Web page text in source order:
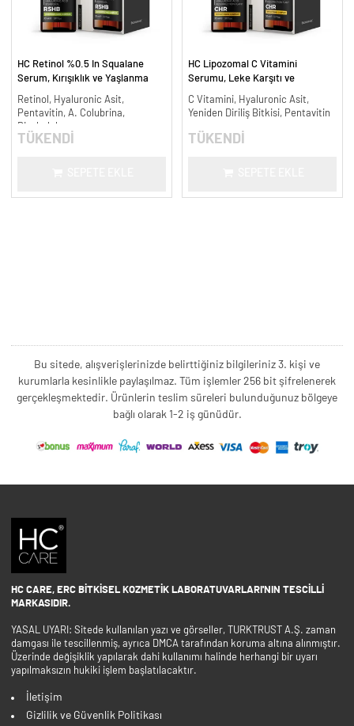
HC Retinol %0.5 In Squalane
Serum, Kırışıklık ve Yaşlanma
Retinol, Hyaluronic Asit,
Pentavitin, A. Colubrina,
Bisabolol
TÜKENDİ
HC Lipozomal C Vitamini
Serumu, Leke Karşıtı ve
C Vitamini, Hyaluronic Asit,
Yeniden Diriliş Bitkisi, Pentavitin
TÜKENDİ
Bu sitede, alışverişlerinizde belirttiğiniz bilgileriniz 3. kişi ve
kurumlarla kesinlikle paylaşılmaz. Tüm işlemler 256 bit şifrelenerek
gerçekleşmektedir. Ürünlerin teslim süreleri bulunduğunuz bölgeye
bağlı olarak 1-2 iş günüdür.
HC CARE, ERC BITKISEL KOZMETIK LABORATUVARLARI'NIN TESCILLI
MARKASIDIR.
YASAL UYARI: Sitede kullanılan yazı ve görseller, TURKTRUST A.Ş. zaman
damgası ile tescillenmiş, ayrıca DMCA tarafından koruma altına alınmıştır.
Üzerinde değişiklik yapılarak dahi kullanımı halinde herhangi bir uyarı
yapılmaksızın hukiki işlem başlatılacaktır.
İletişim
Gizlilik ve Güvenlik Politikası